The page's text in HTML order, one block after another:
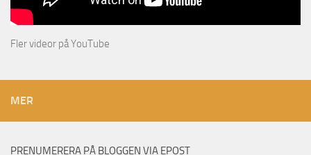
Fler videor på YouTube
MER
PRENUMERERA PÅ BLOGGEN VIA EPOST